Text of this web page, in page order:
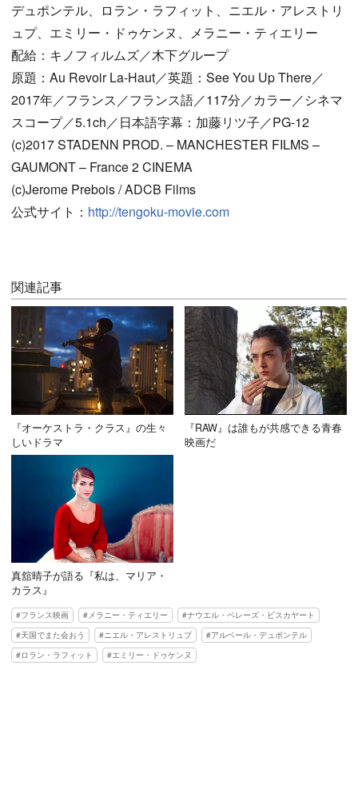
デュポンテル、ロラン・ラフィット、ニエル・アレストリ
ュプ、エミリー・ドゥケンヌ、メラニー・ティエリー
配給：キノフィルムズ／木下グループ
原題：Au Revoir La-Haut／英題：See You Up There／
2017年／フランス／フランス語／117分／カラー／シネマ
スコープ／5.1ch／日本語字幕：加藤リツ子／PG-12
(c)2017 STADENN PROD. – MANCHESTER FILMS –
GAUMONT – France 2 CINEMA
(c)Jerome Prebois / ADCB Films
公式サイト： http://tengoku-movie.com
関連記事
『オーケストラ・クラス』の生々
しいドラマ
『RAW』は誰もが共感できる青春
映画だ
真舘晴子が語る『私は、マリア・
カラス』
フランス映画 メラニー・ティエリー
ナウエル・ペレーズ・ビスカヤート
天国でまた会おう
ニエル・アレストリュプ
アルベール・デュポンテル
ロラン・ラフィット
エミリー・ドゥケンヌ